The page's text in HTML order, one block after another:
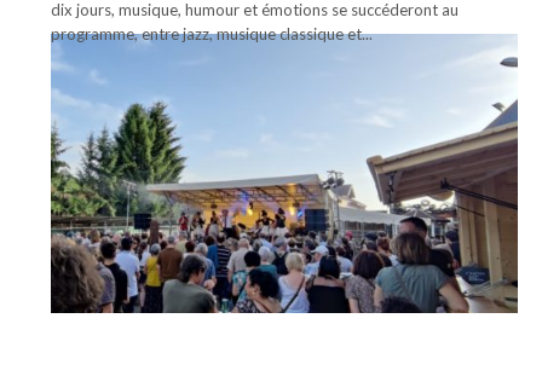
dix jours, musique, humour et émotions se succéderont au
programme, entre jazz, musique classique et...